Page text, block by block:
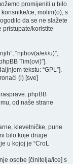
promijeniti u bilo
ce, molim(o), s
da se ne slažete
pristupate/koristite
“njihov(a/e/i/u)”,
Tim(ovi)”].
tekstu: “GPL”].
(i) [sve]
phpBB
od naše strane
klevetničke, pune
bilo koje druge
u kojoj je “CroL
osobe [činitelja/ice] s